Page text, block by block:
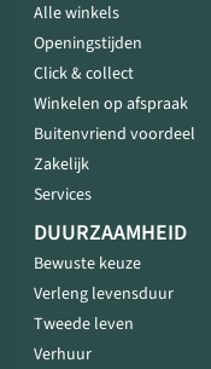
Alle winkels
Openingstijden
Click & collect
Winkelen op afspraak
Buitenvriend voordeel
Zakelijk
Services
DUURZAAMHEID
Bewuste keuze
Verleng levensduur
Tweede leven
Verhuur